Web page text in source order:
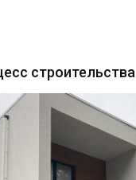
строительства